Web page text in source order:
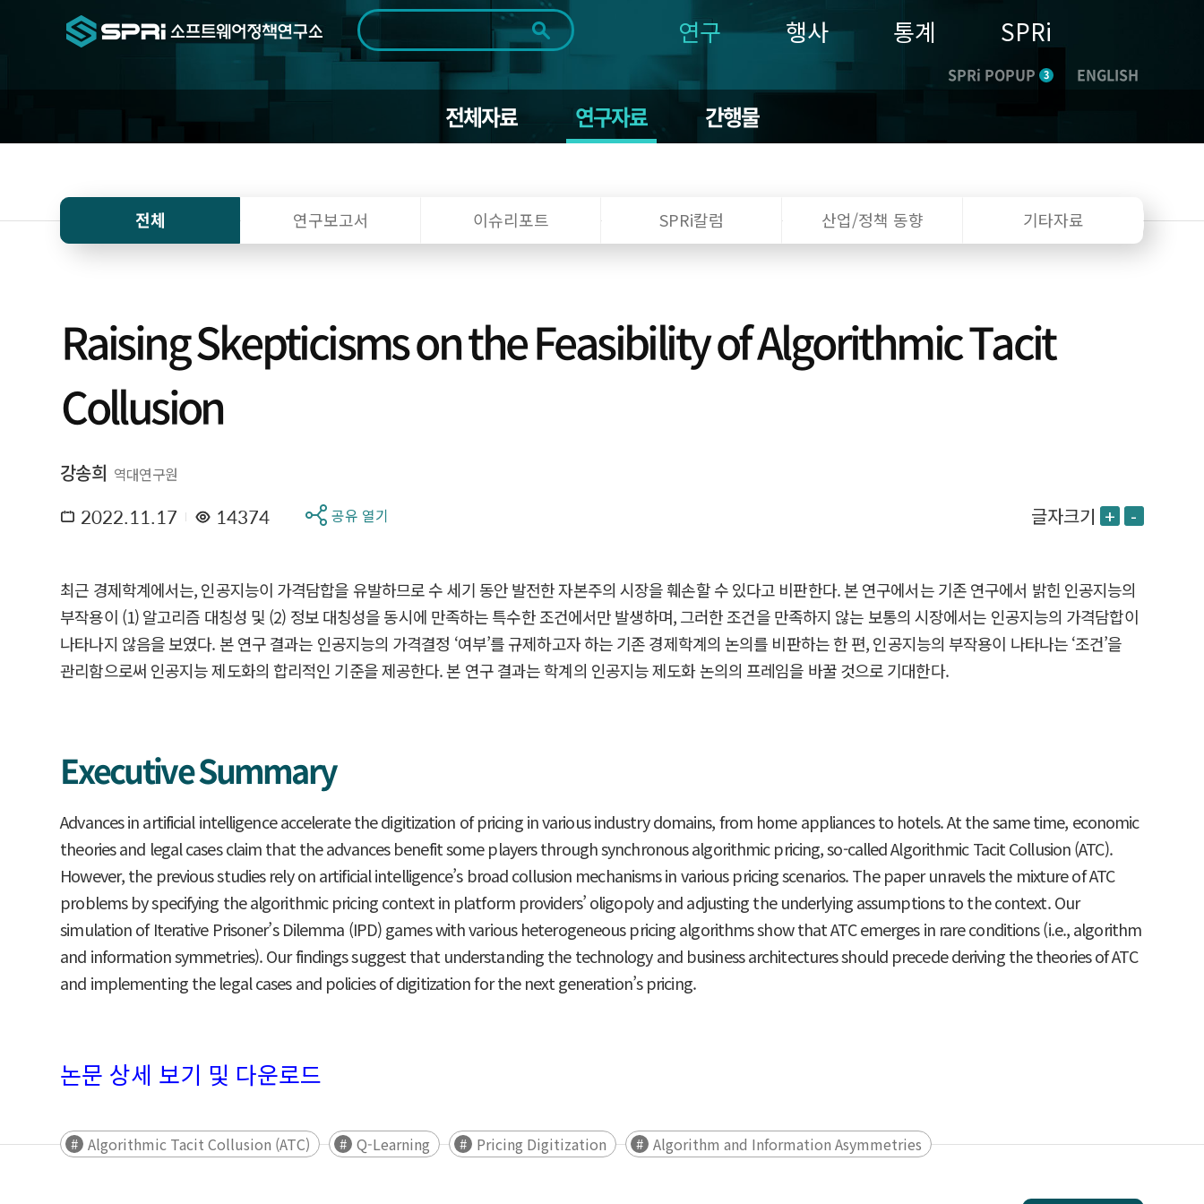
검색범위 전체
기간 전체 1일 1주 1개월 3개월 1년
~
연구 행사 통계 SPRi
SPRi POPUP 3 ENGLISH
전체자료 연구자료 간행물
전체 연구보고서 이슈리포트 SPRi칼럼 산업/정책 동향 기타자료
Raising Skepticisms on the Feasibility of Algorithmic Tacit
Collusion
강송희 역대연구원
2022.11.17 14374 공유 열기 글자크기 + -
최근 경제학계에서는, 인공지능이 가격담합을 유발하므로 수 세기 동안 발전한 자본주의 시장을 훼손할 수 있다고 비판한다. 본 연구에서는 기존 연구에서 밝힌 인공지능의
부작용이 (1) 알고리즘 대칭성 및 (2) 정보 대칭성을 동시에 만족하는 특수한 조건에서만 발생하며, 그러한 조건을 만족하지 않는 보통의 시장에서는 인공지능의 가격담합이
나타나지 않음을 보였다. 본 연구 결과는 인공지능의 가격결정 ‘여부’를 규제하고자 하는 기존 경제학계의 논의를 비판하는 한 편, 인공지능의 부작용이 나타나는 ‘조건’을
관리함으로써 인공지능 제도화의 합리적인 기준을 제공한다. 본 연구 결과는 학계의 인공지능 제도화 논의의 프레임을 바꿀 것으로 기대한다.
Executive Summary
Advances in artificial intelligence accelerate the digitization of pricing in various industry domains, from home appliances to hotels. At the same time, economic
theories and legal cases claim that the advances benefit some players through synchronous algorithmic pricing, so-called Algorithmic Tacit Collusion (ATC).
However, the previous studies rely on artificial intelligence’s broad collusion mechanisms in various pricing scenarios. The paper unravels the mixture of ATC
problems by specifying the algorithmic pricing context in platform providers’ oligopoly and adjusting the underlying assumptions to the context. Our
simulation of Iterative Prisoner’s Dilemma (IPD) games with various heterogeneous pricing algorithms show that ATC emerges in rare conditions (i.e., algorithm
and information symmetries). Our findings suggest that understanding the technology and business architectures should precede deriving the theories of ATC
and implementing the legal cases and policies of digitization for the next generation’s pricing.
논문 상세 보기 및 다운로드
Algorithmic Tacit Collusion (ATC) Q-Learning Pricing Digitization Algorithm and Information Asymmetries